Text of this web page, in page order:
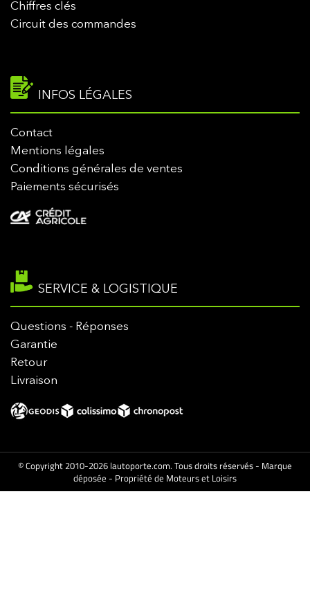
Chiffres clés
Circuit des commandes
INFOS LÉGALES
Contact
Mentions légales
Conditions générales de ventes
Paiements sécurisés
SERVICE & LOGISTIQUE
Questions - Réponses
Garantie
Retour
Livraison
© Copyright 2010-2026 lautoporte.com. Tous droits réservés - Marque
déposée - Propriété de Moteurs et Loisirs